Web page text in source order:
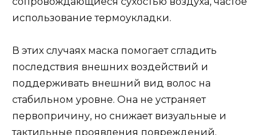
использование термоукладки.
В этих случаях маска помогает сгладить
последствия внешних воздействий и
поддерживать внешний вид волос на
стабильном уровне. Она не устраняет
первопричину, но снижает визуальные и
тактильные проявления повреждений.